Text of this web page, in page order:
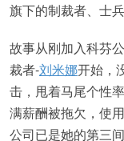
旗下的制裁者、士
故事从刚加入科芬
裁者-刘米娜开始，
击，甩着马尾个性
满薪酬被拖欠，使
公司已是她的第三